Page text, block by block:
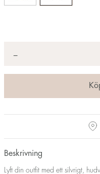
−
Beskrivning
Lyft din outfit med ett silvrigt,